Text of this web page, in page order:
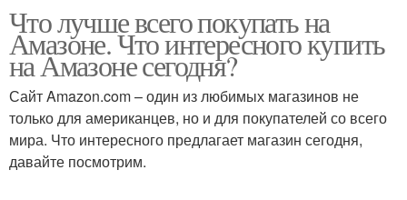
Что лучше всего покупать на
Амазоне. Что интересного купить
на Амазоне сегодня?
Сайт Amazon.com – один из любимых магазинов не
только для американцев, но и для покупателей со всего
мира. Что интересного предлагает магазин сегодня,
давайте посмотрим.